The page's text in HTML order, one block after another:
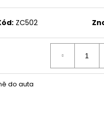
ZC502
do auta